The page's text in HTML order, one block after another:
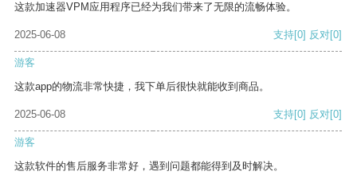
这款加速器VPM应用程序已经为我们带来了无限的流畅体验。
2025-06-08 支持[0] 反对[0]
游客
这款app的物流非常快捷，我下单后很快就能收到商品。
2025-06-08 支持[0] 反对[0]
游客
这款软件的售后服务非常好，遇到问题都能得到及时解决。